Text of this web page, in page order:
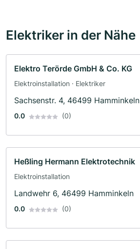
Elektriker in der Nähe
Elektro Terörde GmbH & Co. KG
Elektroinstallation · Elektriker
Sachsenstr. 4, 46499 Hamminkeln
0.0 (0)
Heßling Hermann Elektrotechnik
Elektroinstallation
Landwehr 6, 46499 Hamminkeln
0.0 (0)